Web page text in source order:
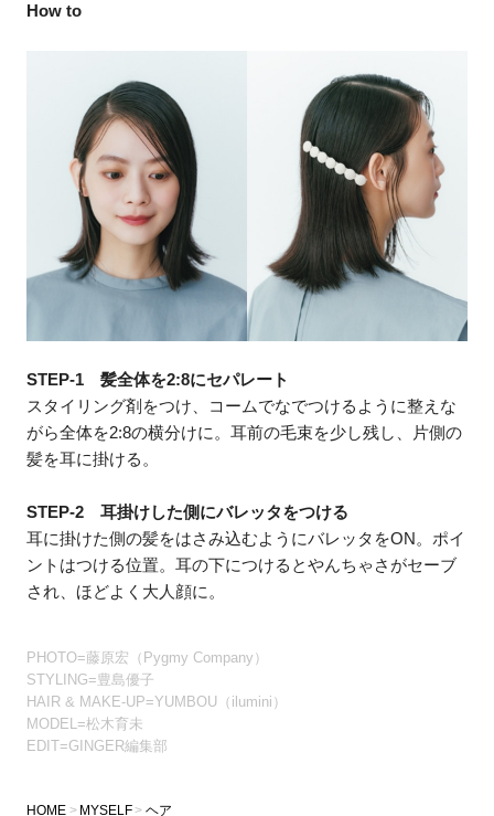
How to
STEP-1 髪全体を2:8にセパレート
スタイリング剤をつけ、コームでなでつけるように整えな
がら全体を2:8の横分けに。耳前の毛束を少し残し、片側の
髪を耳に掛ける。
STEP-2 耳掛けした側にバレッタをつける
耳に掛けた側の髪をはさみ込むようにバレッタをON。ポイ
ントはつける位置。耳の下につけるとやんちゃさがセーブ
され、ほどよく大人顔に。
PHOTO=藤原宏（Pygmy Company）
STYLING=豊島優子
HAIR & MAKE-UP=YUMBOU（ilumini）
MODEL=松木育未
EDIT=GINGER編集部
HOME MYSELF ヘア